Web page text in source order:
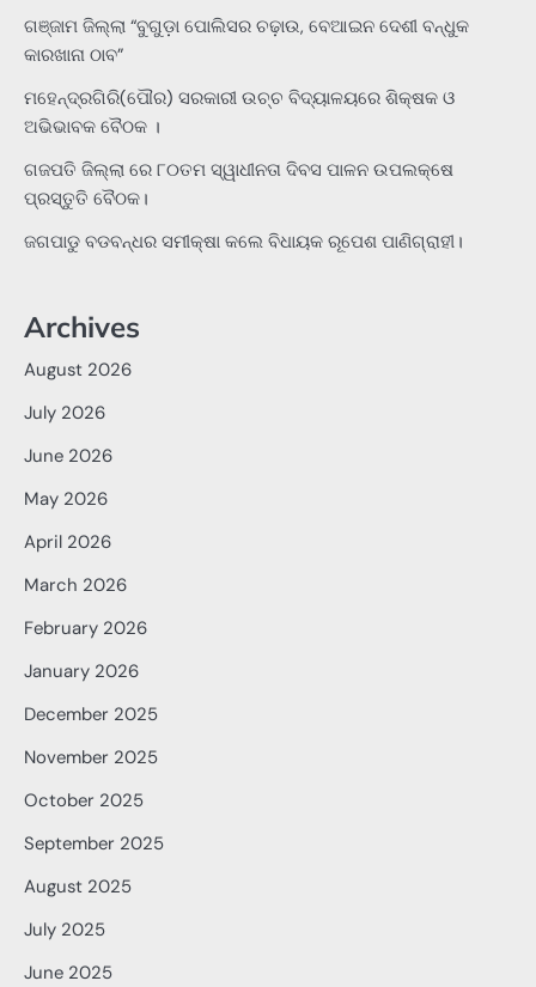
ଗଞ୍ଜାମ ଜିଲ୍ଲା “ବୁଗୁଡ଼ା ପୋଲିସର ଚଢ଼ାଉ, ବେଆଇନ ଦେଶୀ ବନ୍ଧୁକ
କାରଖାନା ଠାବ”
ମହେନ୍ଦ୍ରଗିରି(ପୌର) ସରକାରୀ ଉଚ୍ଚ ବିଦ୍ୟାଳୟରେ ଶିକ୍ଷକ ଓ
ଅଭିଭାବକ ବୈଠକ ।
ଗଜପତି ଜିଲ୍ଲା ରେ ୮୦ତମ ସ୍ୱାଧୀନତା ଦିବସ ପାଳନ ଉପଲକ୍ଷେ
ପ୍ରସ୍ତୁତି ବୈଠକ।
ଜଗପାଡୁ ବଡବନ୍ଧର ସମୀକ୍ଷା କଲେ ବିଧାୟକ ରୂପେଶ ପାଣିଗ୍ରାହୀ।
Archives
August 2026
July 2026
June 2026
May 2026
April 2026
March 2026
February 2026
January 2026
December 2025
November 2025
October 2025
September 2025
August 2025
July 2025
June 2025